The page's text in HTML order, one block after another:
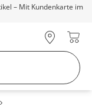
– Mit Kundenkarte im